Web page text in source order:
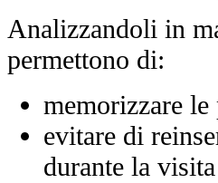
Analizzandoli in
permettono di:
memorizzare le
evitare di
durante la